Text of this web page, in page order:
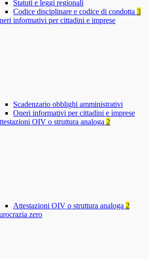
Statuti e leggi regionali
Codice disciplinare e codice di condotta 3
informativi per cittadini e imprese
Scadenzario obblighi amministrativi
Oneri informativi per cittadini e imprese
OIV o struttura analoga 2
Attestazioni OIV o struttura analoga 2
zero